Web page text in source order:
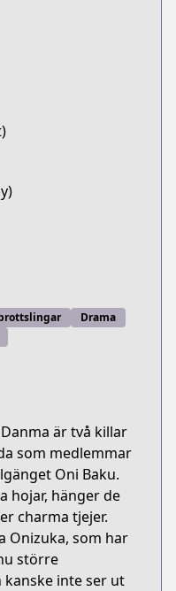
Drama
är två killar
som medlemmar
Oni Baku.
hojar, hänger de
charma tjejer.
Onizuka, som har
större
inte ser ut